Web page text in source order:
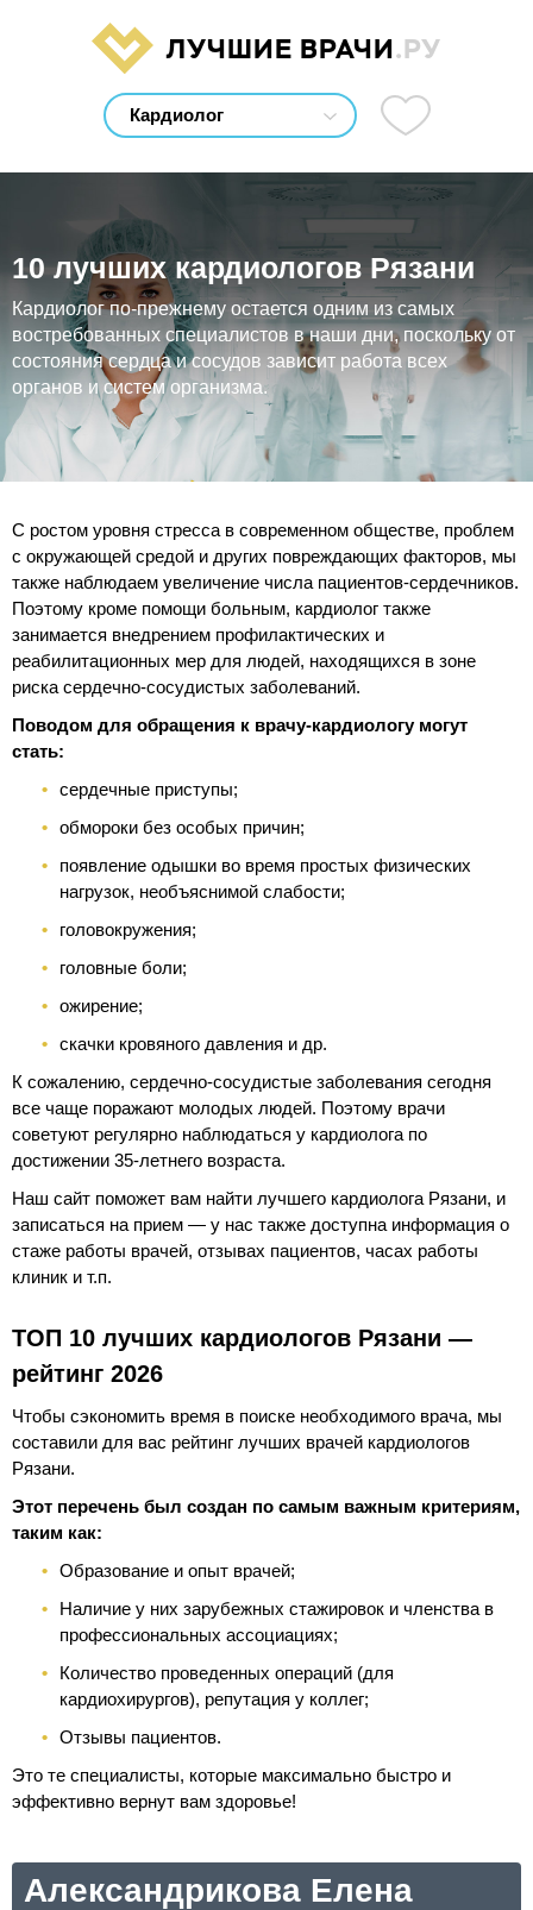
ЛУЧШИЕ ВРАЧИ.РУ
10 лучших кардиологов Рязани
Кардиолог по-прежнему остается одним из самых
востребованных специалистов в наши дни, поскольку от
состояния сердца и сосудов зависит работа всех
органов и систем организма.
С ростом уровня стресса в современном обществе, проблем
с окружающей средой и других повреждающих факторов, мы
также наблюдаем увеличение числа пациентов-сердечников.
Поэтому кроме помощи больным, кардиолог также
занимается внедрением профилактических и
реабилитационных мер для людей, находящихся в зоне
риска сердечно-сосудистых заболеваний.
Поводом для обращения к врачу-кардиологу могут
стать:
сердечные приступы;
обмороки без особых причин;
появление одышки во время простых физических
нагрузок, необъяснимой слабости;
головокружения;
головные боли;
ожирение;
скачки кровяного давления и др.
К сожалению, сердечно-сосудистые заболевания сегодня
все чаще поражают молодых людей. Поэтому врачи
советуют регулярно наблюдаться у кардиолога по
достижении 35-летнего возраста.
Наш сайт поможет вам найти лучшего кардиолога Рязани, и
записаться на прием — у нас также доступна информация о
стаже работы врачей, отзывах пациентов, часах работы
клиник и т.п.
ТОП 10 лучших кардиологов Рязани —
рейтинг 2026
Чтобы сэкономить время в поиске необходимого врача, мы
составили для вас рейтинг лучших врачей кардиологов
Рязани.
Этот перечень был создан по самым важным критериям,
таким как:
Образование и опыт врачей;
Наличие у них зарубежных стажировок и членства в
профессиональных ассоциациях;
Количество проведенных операций (для
кардиохирургов), репутация у коллег;
Отзывы пациентов.
Это те специалисты, которые максимально быстро и
эффективно вернут вам здоровье!
Александрикова Елена